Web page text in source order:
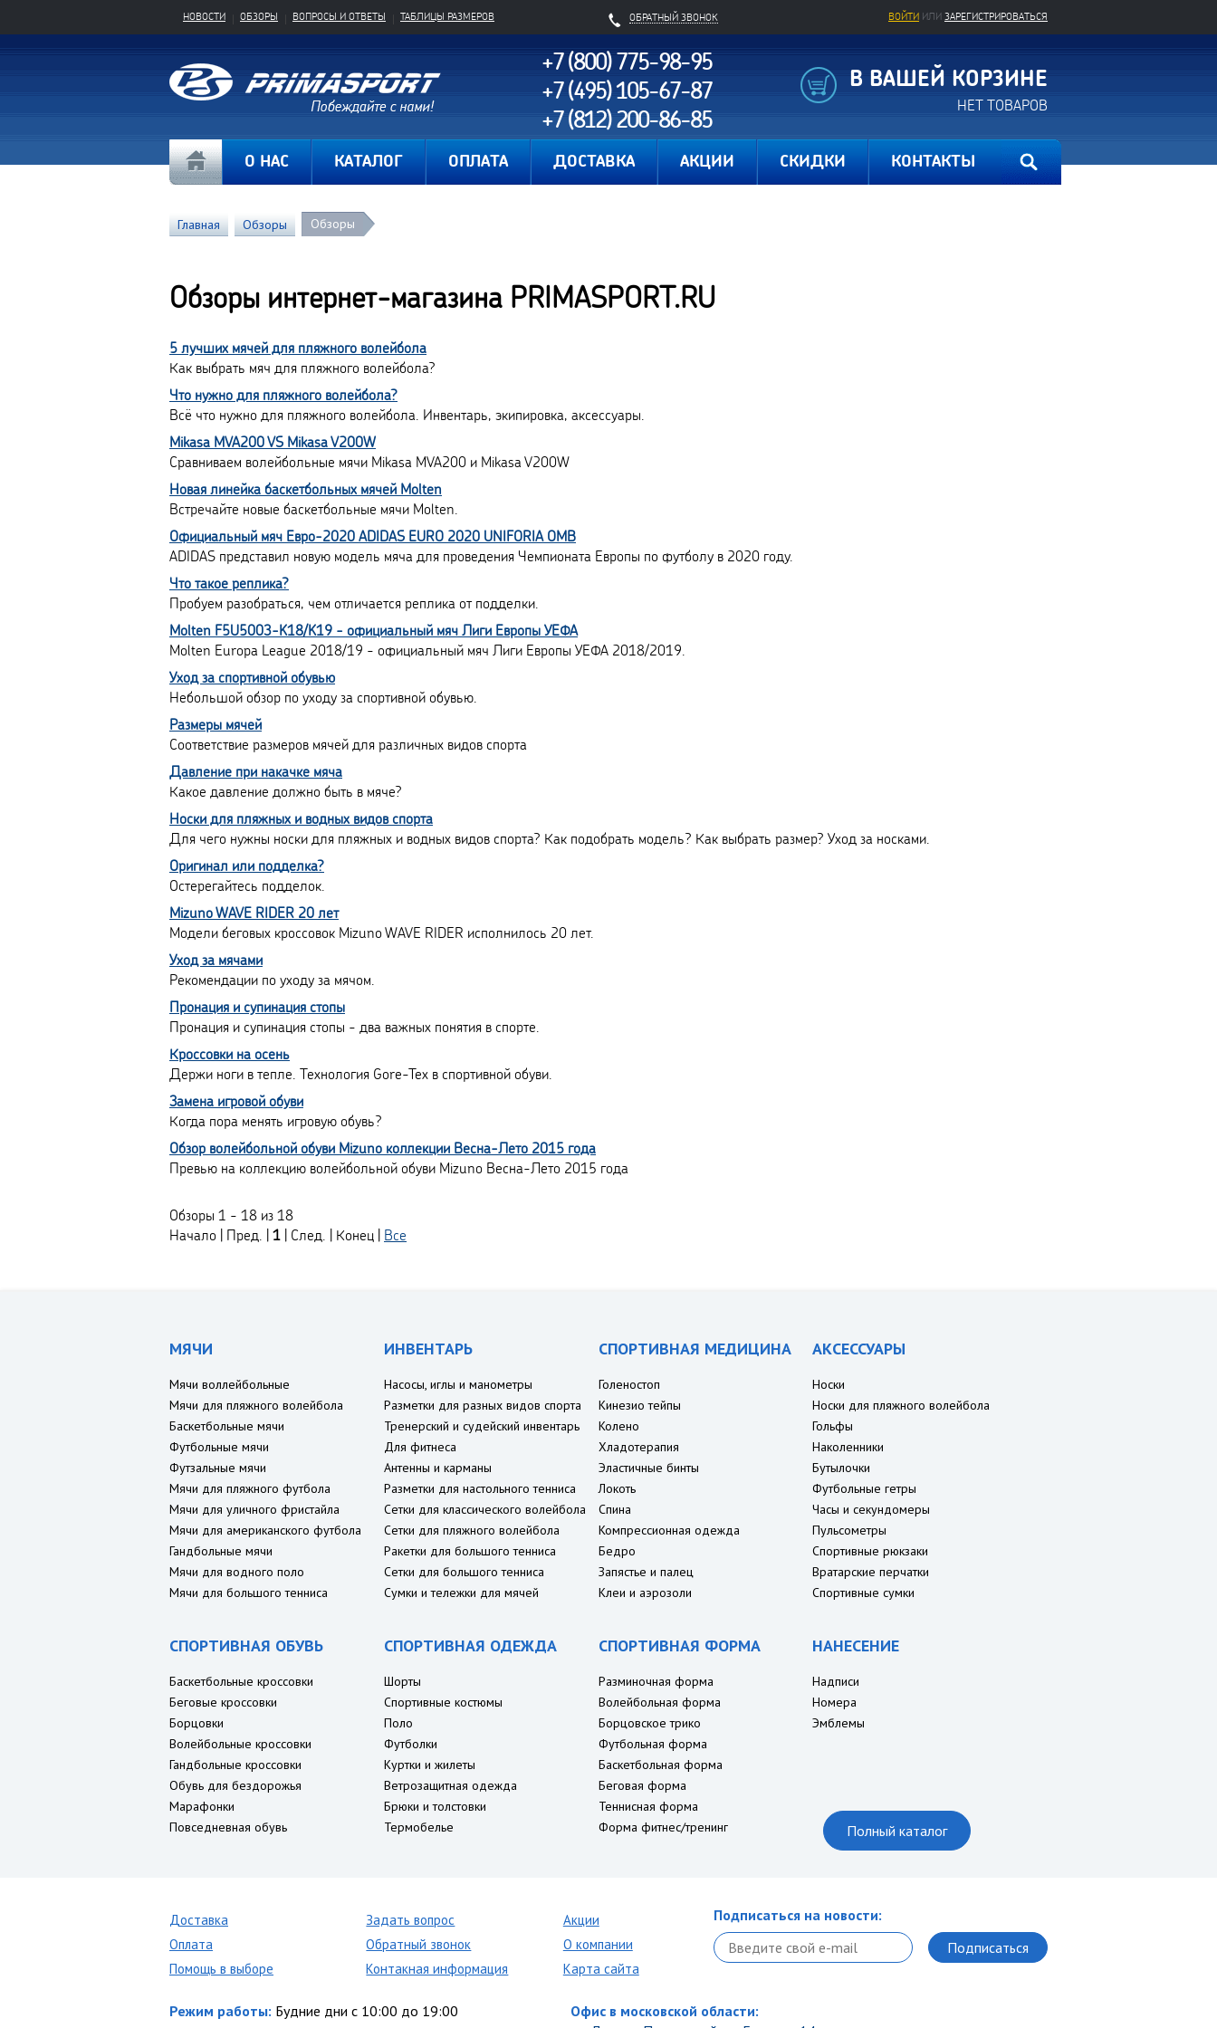
ОБРАТНЫЙ ЗВОНОК ВОЙТИ ИЛИ ЗАРЕГИСТРИРОВАТЬСЯ
НОВОСТИ ОБЗОРЫ ВОПРОСЫ И ОТВЕТЫ ТАБЛИЦЫ РАЗМЕРОВ
+7 (800) 775-98-95
+7 (495) 105-67-87
+7 (812) 200-86-85
В ВАШЕЙ КОРЗИНЕ
НЕТ ТОВАРОВ
О НАС КАТАЛОГ ОПЛАТА ДОСТАВКА АКЦИИ СКИДКИ КОНТАКТЫ
Главная Обзоры Обзоры
Обзоры интернет-магазина PRIMASPORT.RU
5 лучших мячей для пляжного волейбола
Как выбрать мяч для пляжного волейбола?
Что нужно для пляжного волейбола?
Всё что нужно для пляжного волейбола. Инвентарь, экипировка, аксессуары.
Mikasa MVA200 VS Mikasa V200W
Сравниваем волейбольные мячи Mikasa MVA200 и Mikasa V200W
Новая линейка баскетбольных мячей Molten
Встречайте новые баскетбольные мячи Molten.
Официальный мяч Евро-2020 ADIDAS EURO 2020 UNIFORIA OMB
ADIDAS представил новую модель мяча для проведения Чемпионата Европы по футболу в 2020 году.
Что такое реплика?
Пробуем разобраться, чем отличается реплика от подделки.
Molten F5U5003-K18/K19 - официальный мяч Лиги Европы УЕФА
Molten Europa League 2018/19 - официальный мяч Лиги Европы УЕФА 2018/2019.
Уход за спортивной обувью
Небольшой обзор по уходу за спортивной обувью.
Размеры мячей
Соответствие размеров мячей для различных видов спорта
Давление при накачке мяча
Какое давление должно быть в мяче?
Носки для пляжных и водных видов спорта
Для чего нужны носки для пляжных и водных видов спорта? Как подобрать модель? Как выбрать размер? Уход за носками.
Оригинал или подделка?
Остерегайтесь подделок.
Mizuno WAVE RIDER 20 лет
Модели беговых кроссовок Mizuno WAVE RIDER исполнилось 20 лет.
Уход за мячами
Рекомендации по уходу за мячом.
Пронация и супинация стопы
Пронация и супинация стопы - два важных понятия в спорте.
Кроссовки на осень
Держи ноги в тепле. Технология Gore-Tex в спортивной обуви.
Замена игровой обуви
Когда пора менять игровую обувь?
Обзор волейбольной обуви Mizuno коллекции Весна-Лето 2015 года
Превью на коллекцию волейбольной обуви Mizuno Весна-Лето 2015 года
Обзоры 1 - 18 из 18
Начало | Пред. | 1 | След. | Конец | Все
МЯЧИ
Мячи воллейбольные
Мячи для пляжного волейбола
Баскетбольные мячи
Футбольные мячи
Футзальные мячи
Мячи для пляжного футбола
Мячи для уличного фристайла
Мячи для американского футбола
Гандбольные мячи
Мячи для водного поло
Мячи для большого тенниса
ИНВЕНТАРЬ
Насосы, иглы и манометры
Разметки для разных видов спорта
Тренерский и судейский инвентарь
Для фитнеса
Антенны и карманы
Разметки для настольного тенниса
Сетки для классического волейбола
Сетки для пляжного волейбола
Ракетки для большого тенниса
Сетки для большого тенниса
Сумки и тележки для мячей
СПОРТИВНАЯ МЕДИЦИНА
Голеностоп
Кинезио тейпы
Колено
Хладотерапия
Эластичные бинты
Локоть
Спина
Компрессионная одежда
Бедро
Запястье и палец
Клеи и аэрозоли
АКСЕССУАРЫ
Носки
Носки для пляжного волейбола
Гольфы
Наколенники
Бутылочки
Футбольные гетры
Часы и секундомеры
Пульсометры
Спортивные рюкзаки
Вратарские перчатки
Спортивные сумки
СПОРТИВНАЯ ОБУВЬ
Баскетбольные кроссовки
Беговые кроссовки
Борцовки
Волейбольные кроссовки
Гандбольные кроссовки
Обувь для бездорожья
Марафонки
Повседневная обувь
СПОРТИВНАЯ ОДЕЖДА
Шорты
Спортивные костюмы
Поло
Футболки
Куртки и жилеты
Ветрозащитная одежда
Брюки и толстовки
Термобелье
СПОРТИВНАЯ ФОРМА
Разминочная форма
Волейбольная форма
Борцовское трико
Футбольная форма
Баскетбольная форма
Беговая форма
Теннисная форма
Форма фитнес/тренинг
НАНЕСЕНИЕ
Надписи
Номера
Эмблемы
Полный каталог
Доставка
Оплата
Помощь в выборе
Задать вопрос
Обратный звонок
Контакная информация
Акции
О компании
Карта сайта
Подписаться на новости:
Режим работы: Будние дни с 10:00 до 19:00
Офис в московской области: